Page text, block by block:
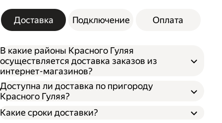
Доставка Подключение Оплата
В какие районы Красного Гуляя
осуществляется доставка заказов из
интернет-магазинов?
Доступна ли доставка по пригороду
Красного Гуляя?
Какие сроки доставки?